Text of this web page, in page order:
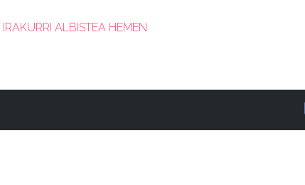
IRAKURRI ALBISTEA HEMEN